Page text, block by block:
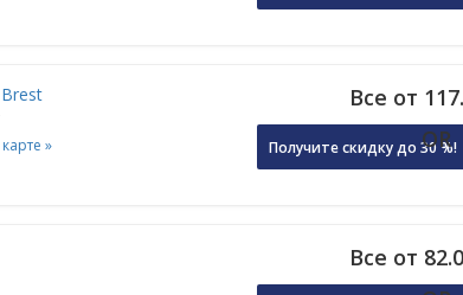
»
Все от
Получите скидку до 30 %!
OR
Все от